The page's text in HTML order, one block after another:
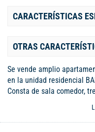
CARACTERÍSTICAS
OTRAS
Se vende amplio
en la unidad residencial
Consta de sala comedor,
servicio, zona de
vigilancia las 24/7. VALOR